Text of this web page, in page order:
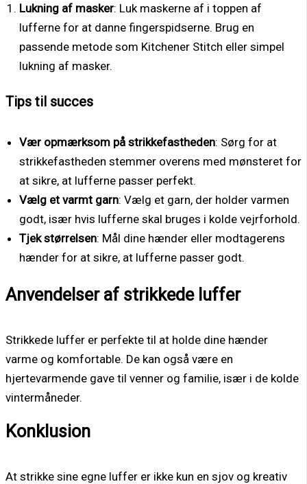
Lukning af masker: Luk maskerne af i toppen af
lufferne for at danne fingerspidserne. Brug en
passende metode som Kitchener Stitch eller simpel
lukning af masker.
Tips til succes
Vær opmærksom på strikkefastheden: Sørg for at
strikkefastheden stemmer overens med mønsteret for
at sikre, at lufferne passer perfekt.
Vælg et varmt garn: Vælg et garn, der holder varmen
godt, især hvis lufferne skal bruges i kolde vejrforhold.
Tjek størrelsen: Mål dine hænder eller modtagerens
hænder for at sikre, at lufferne passer godt.
Anvendelser af strikkede luffer
Strikkede luffer er perfekte til at holde dine hænder
varme og komfortable. De kan også være en
hjertevarmende gave til venner og familie, især i de kolde
vintermåneder.
Konklusion
At strikke sine egne luffer er ikke kun en sjov og kreativ